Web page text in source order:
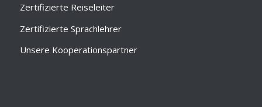
Zertifizierte Reiseleiter
Zertifizierte Sprachlehrer
Unsere Kooperationspartner